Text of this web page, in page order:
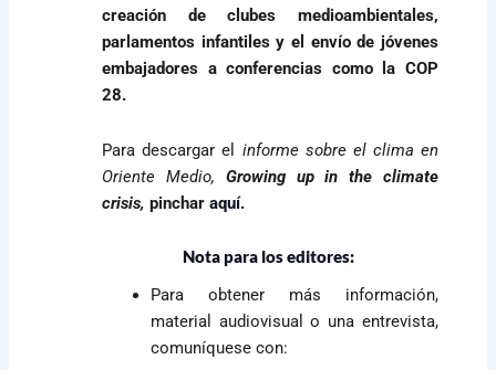
creación de clubes medioambientales,
parlamentos infantiles y el envío de jóvenes
embajadores a conferencias como la COP
28.
Para descargar el
informe sobre el clima en
Oriente Medio, Growing up in the climate
crisis,pincharaquí.
Nota para los editores:
Para obtener más información,
material audiovisual o una entrevista,
comuníquese con: